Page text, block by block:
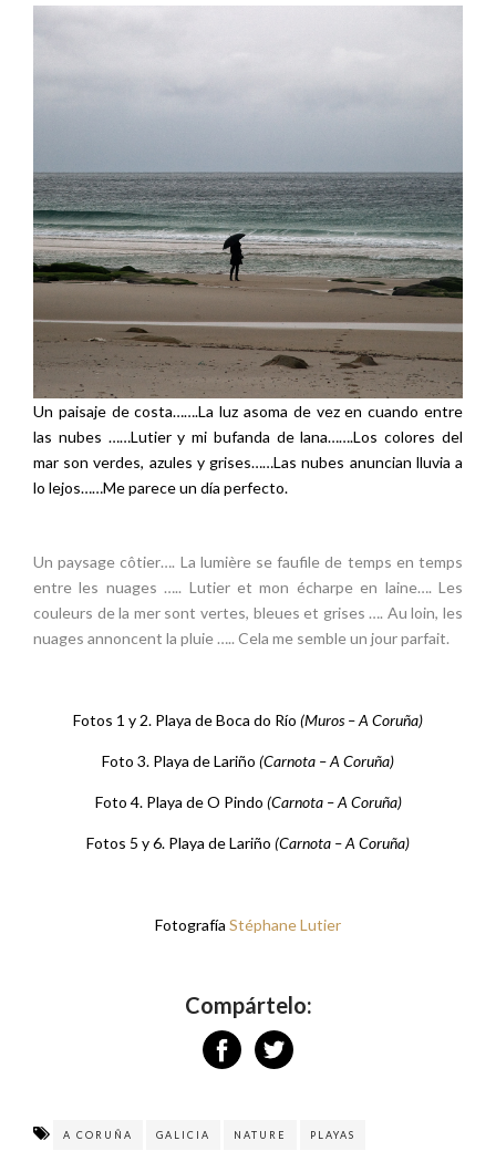
Un paisaje de costa…….La luz asoma de vez en cuando entre
las nubes ……Lutier y mi bufanda de lana…….Los colores del
mar son verdes, azules y grises……Las nubes anuncian lluvia a
lo lejos……Me parece un día perfecto.
Un paysage côtier…. La lumière se faufile de temps en temps
entre les nuages ….. Lutier et mon écharpe en laine…. Les
couleurs de la mer sont vertes, bleues et grises …. Au loin, les
nuages annoncent la pluie ….. Cela me semble un jour parfait.
Fotos 1 y 2. Playa de Boca do Río (Muros – A Coruña)
Foto 3. Playa de Lariño (Carnota – A Coruña)
Foto 4. Playa de O Pindo (Carnota – A Coruña)
Fotos 5 y 6. Playa de Lariño (Carnota – A Coruña)
Fotografía Stéphane Lutier
Compártelo:
A CORUÑA GALICIA NATURE PLAYAS